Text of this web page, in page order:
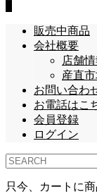
販売中商品
会社概要
店舗
産直
お問い合わ
お電話はこ
会員登録
ログイン
只今、カートに